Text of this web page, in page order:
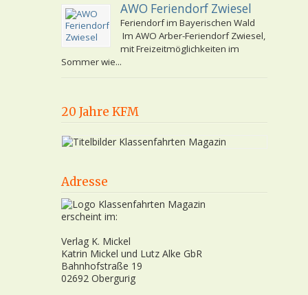
AWO Feriendorf Zwiesel
Feriendorf im Bayerischen Wald
Im AWO Arber-Feriendorf Zwiesel,
mit Freizeitmöglichkeiten im
Sommer wie...
20 Jahre KFM
Adresse
erscheint im:
Verlag K. Mickel
Katrin Mickel und Lutz Alke GbR
Bahnhofstraße 19
02692 Obergurig